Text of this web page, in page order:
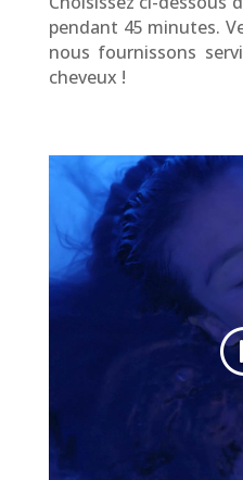
pendant 45 minutes.
nous fournissons
cheveux !